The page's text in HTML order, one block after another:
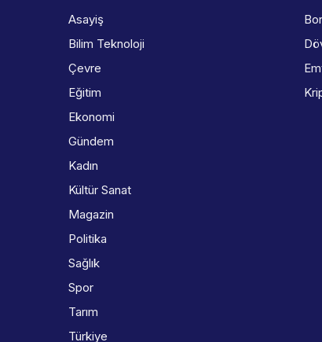
Asayiş
Bilim Teknoloji
Çevre
Eğitim
Ekonomi
Gündem
Kadın
Kültür Sanat
Magazin
Politika
Sağlık
Spor
Tarım
Türkiye